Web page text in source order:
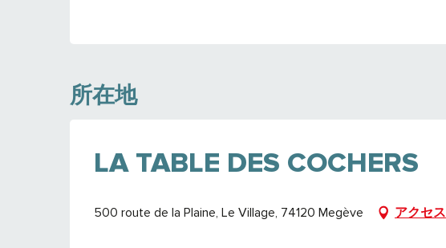
所在地
LA TABLE DES COCHERS
500 route de la Plaine, Le Village, 74120 Megève アクセス